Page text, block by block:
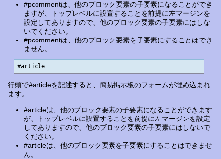
#pcommentは、他のブロック要素の子要素になることができ
ますが、トップレベルに設置することを前提に左マージンを
設定してありますので、他のブロック要素の子要素にはしな
いでください。
#pcommentは、他のブロック要素を子要素にすることはでき
ません。
#article
行頭で#articleを記述すると、簡易掲示板のフォームが埋め込まれ
ます。
#articleは、他のブロック要素の子要素になることができます
が、トップレベルに設置することを前提に左マージンを設定
してありますので、他のブロック要素の子要素にはしないで
ください。
#articleは、他のブロック要素を子要素にすることはできませ
ん。